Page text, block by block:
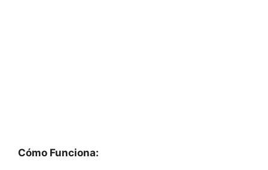
Cómo Funciona: